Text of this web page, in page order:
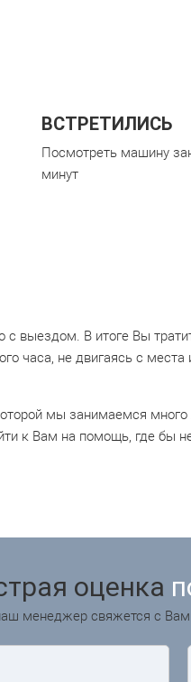
ВСТРЕТИЛИСЬ
Посмотреть машину
минут
выездом. В итоге Вы
часа, не двигаясь с места
мы занимаемся много
к Вам на помощь, где бы
оценка
менеджер свяжется с